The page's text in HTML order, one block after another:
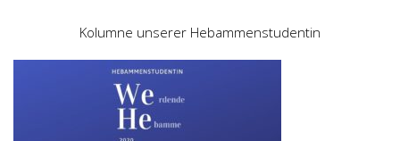
Kolumne unserer Hebammenstudentin